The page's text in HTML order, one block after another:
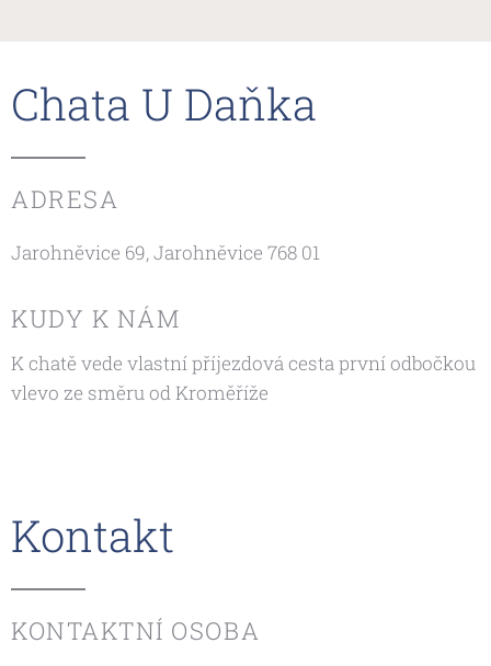
Chata U Daňka
ADRESA
Jarohněvice 69, Jarohněvice 768 01
KUDY K NÁM
K chatě vede vlastní příjezdová cesta první odbočkou
vlevo ze směru od Kroměříže
Kontakt
KONTAKTNÍ OSOBA